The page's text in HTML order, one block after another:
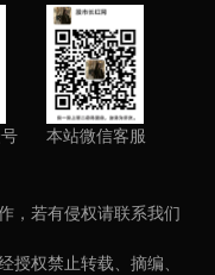
本站微信客服
，若有侵权请联系我们
授权禁止转载、摘编、